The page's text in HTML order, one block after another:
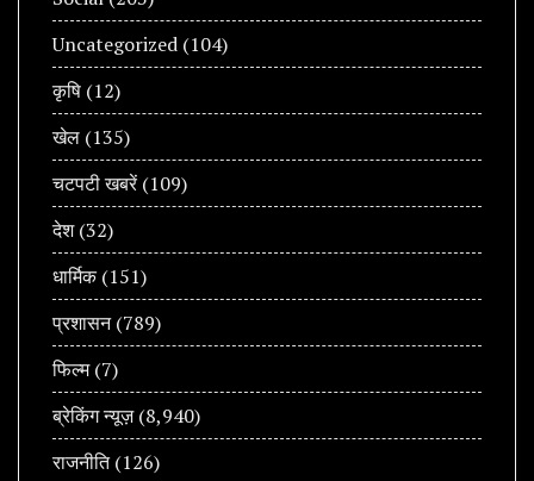
Uncategorized (104)
कृषि (12)
खेल (135)
चटपटी खबरें(109)
देश(32)
धार्मिक(151)
प्रशासन(789)
फिल्म(7)
ब्रेकिंग न्यूज़(8,940)
राजनीति(126)